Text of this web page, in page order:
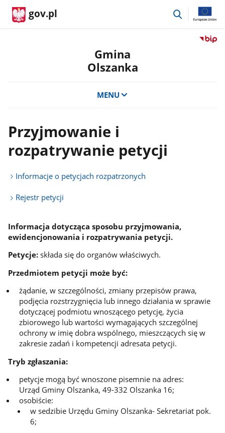
gov.pl
przejdź
Przejdź
Gmina
Olszanka
MENU
Przyjmowanie i
rozpatrywanie petycji
Informacje o petycjach rozpatrzonych
Rejestr petycji
Informacja dotycząca sposobu przyjmowania,
ewidencjonowania i rozpatrywania petycji.
Petycje:składa się do organów właściwych.
Przedmiotem petycji może być:
żądanie, w szczególności, zmiany przepisów prawa,
podjęcia rozstrzygnięcia lub innego działania w sprawie
dotyczącej podmiotu wnoszącego petycję, życia
zbiorowego lub wartości wymagających szczególnej
ochrony w imię dobra wspólnego, mieszczących się w
zakresie zadań i kompetencji adresata petycji.
Tryb zgłaszania:
petycje mogą być wnoszone pisemnie na adres:
Urząd Gminy Olszanka, 49-332 Olszanka 16;
osobiście:
w sedzibie Urzędu Gminy Olszanka- Sekretariat pok.
6;